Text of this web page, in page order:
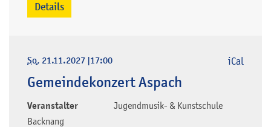
Details
So, 21.11.2027 |17:00
Gemeindekonzert Aspach
Veranstalter
Jugendmusik- & Kunstschule
Backnang
iCal